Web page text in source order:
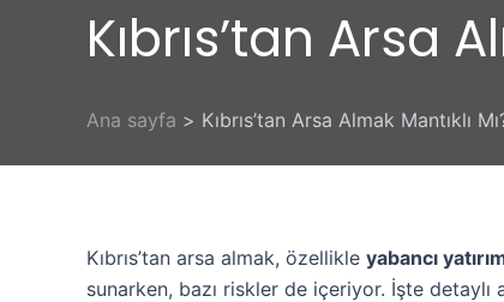
Kıbrıs’tan Arsa
Ana sayfa Kıbrıs’tan Arsa Almak Mantıklı
Kıbrıs’tan arsa almak, özellikle yabancı
sunarken, bazı riskler de içeriyor. İşte detaylı